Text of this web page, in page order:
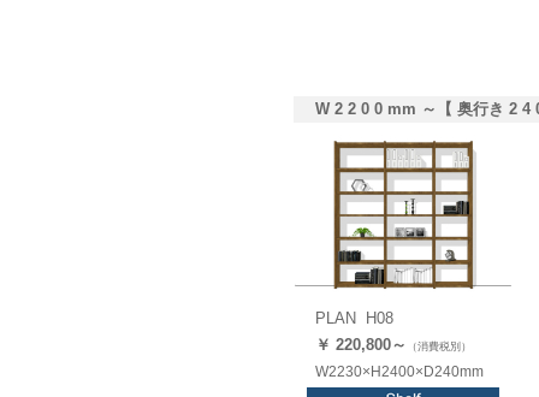
W 2 2 0 0 mm ～【 奥行き 2 4
PLAN H08
￥ 220,800～ （消費税別）
W2230×H2400×D240mm